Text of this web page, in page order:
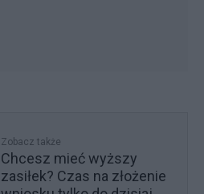
Zobacz także
Chcesz mieć wyższy
zasiłek? Czas na złożenie